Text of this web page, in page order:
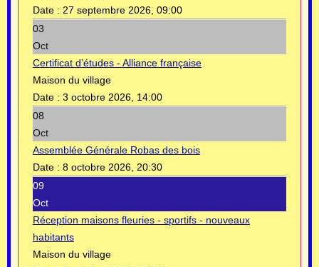
Date : 27 septembre 2026, 09:00
03
Oct
Certificat d’études - Alliance française
Maison du village
Date : 3 octobre 2026, 14:00
08
Oct
Assemblée Générale Robas des bois
Date : 8 octobre 2026, 20:30
09
Oct
Réception maisons fleuries - sportifs - nouveaux
habitants
Maison du village